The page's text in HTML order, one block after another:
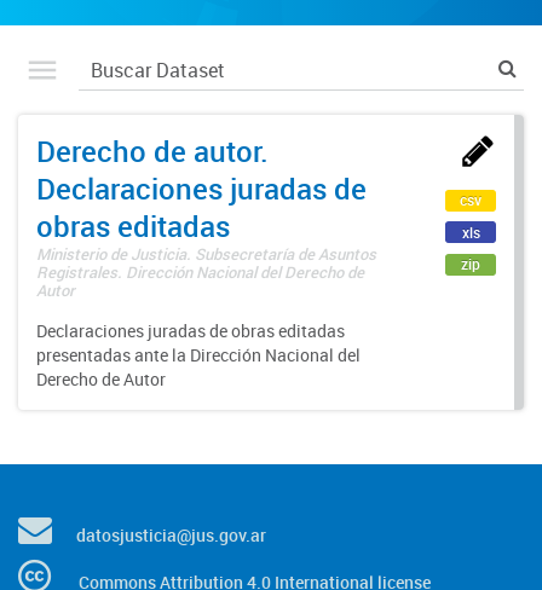
Derecho de autor.
Declaraciones juradas de
obras editadas
Ministerio de Justicia. Subsecretaría de Asuntos
Registrales. Dirección Nacional del Derecho de
Autor
Declaraciones juradas de obras editadas
presentadas ante la Dirección Nacional del
Derecho de Autor
csv
xls
zip
datosjusticia@jus.gov.ar
Commons Attribution 4.0 International license